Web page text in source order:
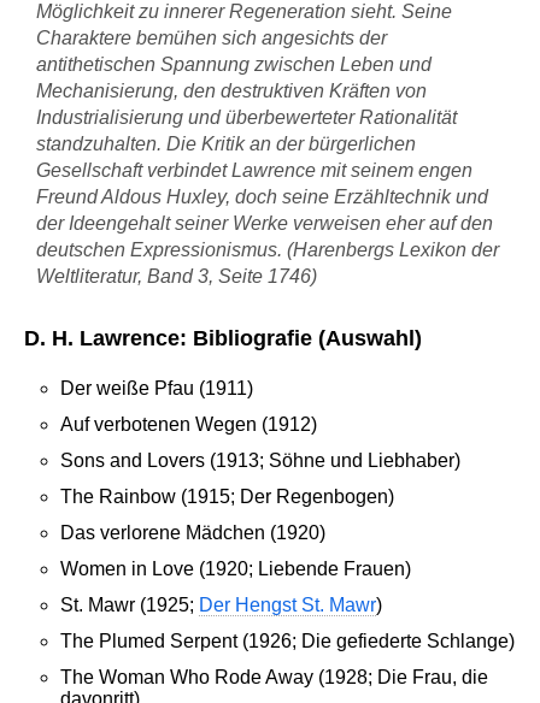
Möglichkeit zu innerer Regeneration sieht. Seine
Charaktere bemühen sich angesichts der
antithetischen Spannung zwischen Leben und
Mechanisierung, den destruktiven Kräften von
Industrialisierung und überbewerteter Rationalität
standzuhalten. Die Kritik an der bürgerlichen
Gesellschaft verbindet Lawrence mit seinem engen
Freund Aldous Huxley, doch seine Erzähltechnik und
der Ideengehalt seiner Werke verweisen eher auf den
deutschen Expressionismus. (Harenbergs Lexikon der
Weltliteratur, Band 3, Seite 1746)
D. H. Lawrence: Bibliografie (Auswahl)
Der weiße Pfau (1911)
Auf verbotenen Wegen (1912)
Sons and Lovers (1913; Söhne und Liebhaber)
The Rainbow (1915; Der Regenbogen)
Das verlorene Mädchen (1920)
Women in Love (1920; Liebende Frauen)
St. Mawr (1925; Der Hengst St. Mawr)
The Plumed Serpent (1926; Die gefiederte Schlange)
The Woman Who Rode Away (1928; Die Frau, die